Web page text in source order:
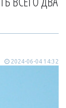
2024-06-04 14:32